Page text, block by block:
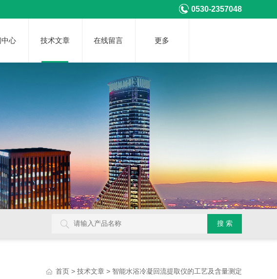
0530-2357048
中心 技术文章 在线留言 更多
首页 > 技术文章 > 智能水浴冷凝回流提取仪的工艺及含量测定